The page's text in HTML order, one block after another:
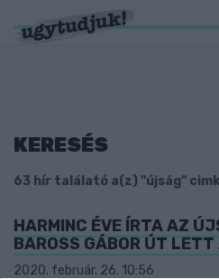
KERESÉS
63 hír találató a(z) "újság"
HARMINC ÉVE ÍRTA AZ
BAROSS GÁBOR ÚT
2020. február. 26. 10:56